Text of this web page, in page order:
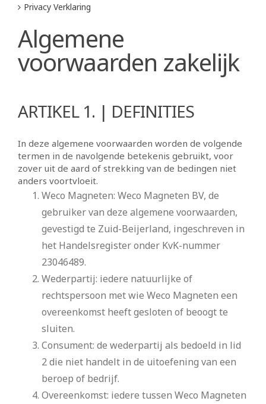
Privacy Verklaring
Algemene
voorwaarden zakelijk
ARTIKEL 1. | DEFINITIES
In deze algemene voorwaarden worden de volgende
termen in de navolgende betekenis gebruikt, voor
zover uit de aard of strekking van de bedingen niet
anders voortvloeit.
Weco Magneten: Weco Magneten BV, de
gebruiker van deze algemene voorwaarden,
gevestigd te Zuid-Beijerland, ingeschreven in
het Handelsregister onder KvK-nummer
23046489.
Wederpartij: iedere natuurlijke of
rechtspersoon met wie Weco Magneten een
overeenkomst heeft gesloten of beoogt te
sluiten.
Consument: de wederpartij als bedoeld in lid
2 die niet handelt in de uitoefening van een
beroep of bedrijf.
Overeenkomst: iedere tussen Weco Magneten